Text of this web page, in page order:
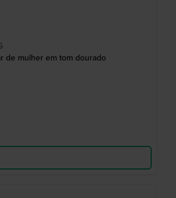
de mulher em tom dourado